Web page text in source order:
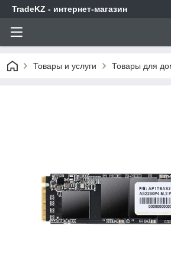
TradeKZ - интернет-магазин
Товары и услуги Товары для